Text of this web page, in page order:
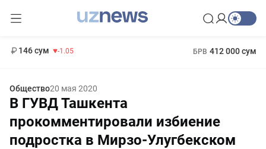
146 сум -1.05 БРВ 412 000 сум
Общество20 мая 2020
В ГУВД Ташкента
прокомментировали избиение
подростка в Мирзо-Улугбекском